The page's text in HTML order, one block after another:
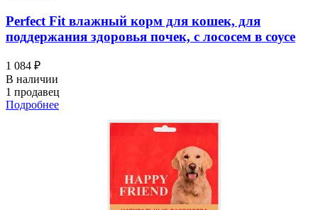
Perfect Fit влажный корм для кошек, для
поддержания здоровья почек, с лососем в соусе
1 084 ₽
В наличии
1 продавец
Подробнее